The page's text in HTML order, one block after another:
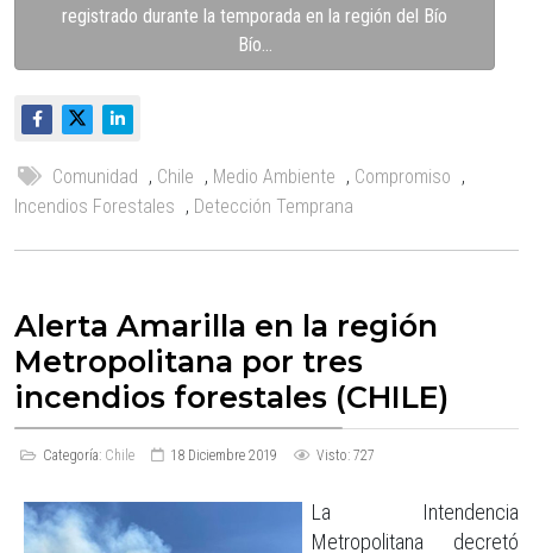
registrado durante la temporada en la región del Bío
Bío...
Comunidad , Chile , Medio Ambiente , Compromiso ,
Incendios Forestales , Detección Temprana
Alerta Amarilla en la región
Metropolitana por tres
incendios forestales (CHILE)
Categoría: Chile 18 Diciembre 2019 Visto: 727
La Intendencia
Metropolitana decretó